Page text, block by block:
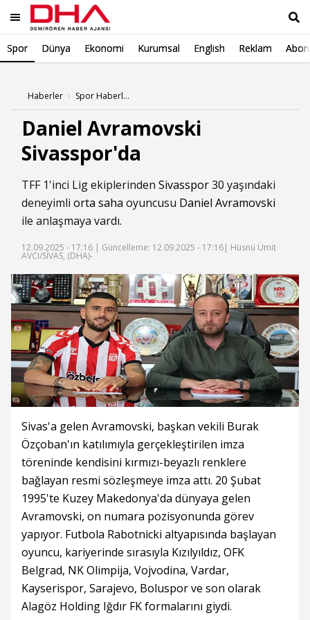
Spor Dünya Ekonomi Kurumsal English Reklam
Haberler Spor Haberleri
Daniel Avramovski
Sivasspor'da
TFF 1'inci Lig ekiplerinden Sivasspor30 yaşındaki
deneyimli orta saha oyuncusu Daniel Avramovski
ile anlaşmaya vardı.
12.09.2025 - 17:16 | Güncelleme: 12.09.2025 - 17:16| Hüsnü Ümit
AVCI/SİVAS, (DHA)-
Sivas'a gelen Avramovski, başkan vekili Burak
Özçoban'ın katılımıyla gerçekleştirilen imza
töreninde kendisini kırmızı-beyazlı renklere
bağlayan resmi sözleşmeye imza attı. 20 Şubat
1995'te Kuzey Makedonya'da dünyaya gelen
Avramovski, on numara pozisyonunda görev
yapıyor. Futbola Rabotnicki altyapısında başlayan
oyuncu, kariyerinde sırasıyla Kızılyıldız, OFK
Belgrad, NK Olimpija, Vojvodina, Vardar,
Kayserispor, Sarajevo, Boluspor ve son olarak
Alagöz Holding Iğdır FK formalarını giydi.